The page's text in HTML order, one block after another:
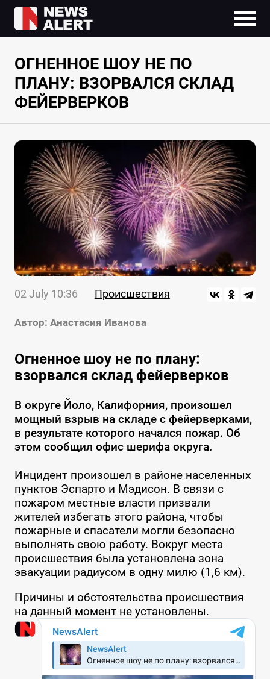
ОГНЕННОЕ ШОУ НЕ ПО
ПЛАНУ: ВЗОРВАЛСЯ СКЛАД
ФЕЙЕРВЕРКОВ
02 July 10:36 Происшествия
Автор: Анастасия Иванова
Огненное шоу не по плану:
взорвался склад фейерверков
В округе Йоло, Калифорния, произошел
мощный взрыв на складе с фейерверками,
в результате которого начался пожар. Об
этом сообщил офис шерифа округа.
Инцидент произошел в районе населенных
пунктов Эспарто и Мэдисон. В связи с
пожаром местные власти призвали
жителей избегать этого района, чтобы
пожарные и спасатели могли безопасно
выполнять свою работу. Вокруг места
происшествия была установлена зона
эвакуации радиусом в одну милю (1,6 км).
Причины и обстоятельства происшествия
на данный момент не установлены.